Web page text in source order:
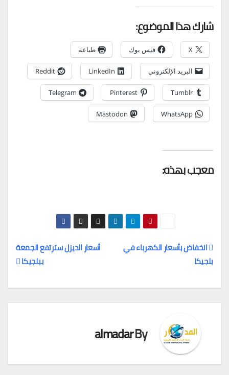
شارك هذا الموضوع:
X فيس بوك طباعة
البريد الإلكتروني LinkedIn
Reddit
Tumblr
Pinterest
Telegram
WhatsApp
Mastodon
معجب بهذه:
تصفّح
المقالات
أسعار الديزل سترتفع الجمعة
ببلجيكا
انخفاض بأسعار الكهرباء في
بلجيكا
By
almadar